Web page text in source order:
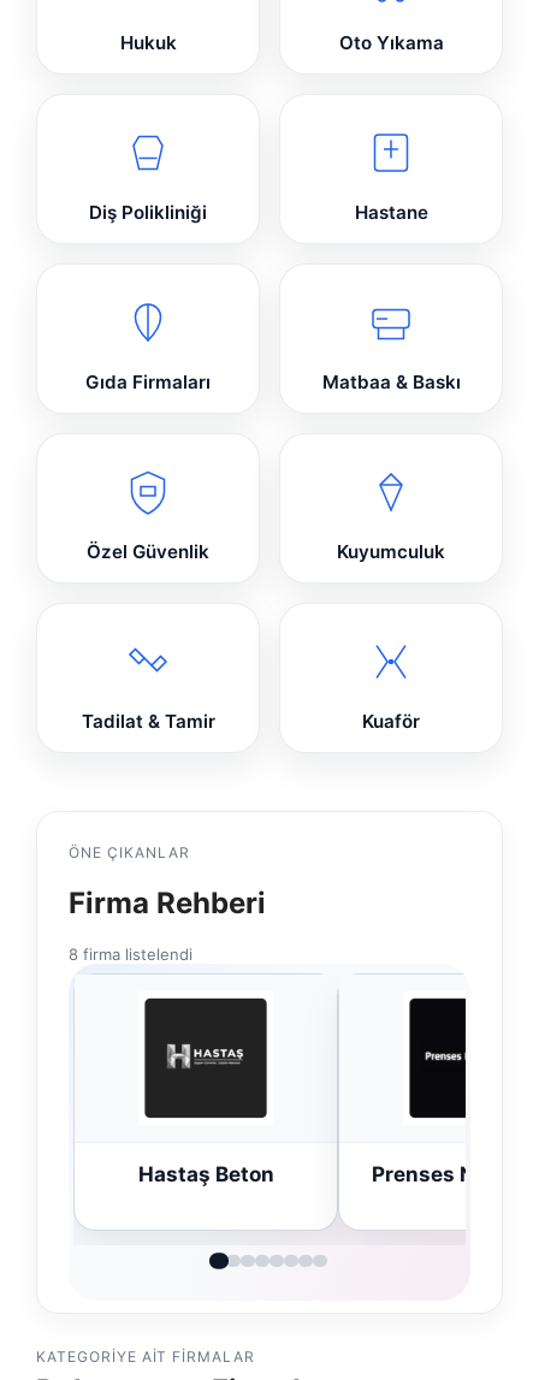
Hukuk Oto Yıkama
Diş Polikliniği Hastane
Gıda Firmaları Matbaa & Baskı
Özel Güvenlik Kuyumculuk
Tadilat & Tamir Kuaför
ÖNE ÇIKANLAR
Firma Rehberi
8 firma listelendi
Hastaş Beton Prenses Night
KATEGORIYE AIT FIRMALAR